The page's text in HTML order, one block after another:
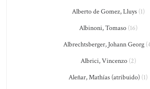
Alberto de Gomez, Lluys(1)
Albinoni, Tomaso(16)
Albrechtsberger, Johann Georg
Albrici, Vincenzo(2)
Aleñar, Mathías (atribuido) (1)